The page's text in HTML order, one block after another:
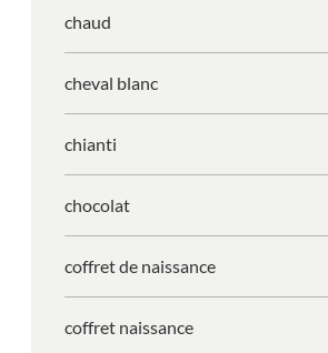
chaud
cheval blanc
chianti
chocolat
coffret de naissance
coffret naissance